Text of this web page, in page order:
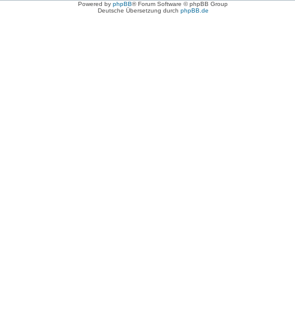
Powered by phpBB® Forum Software © phpBB Group
Deutsche Übersetzung durch phpBB.de